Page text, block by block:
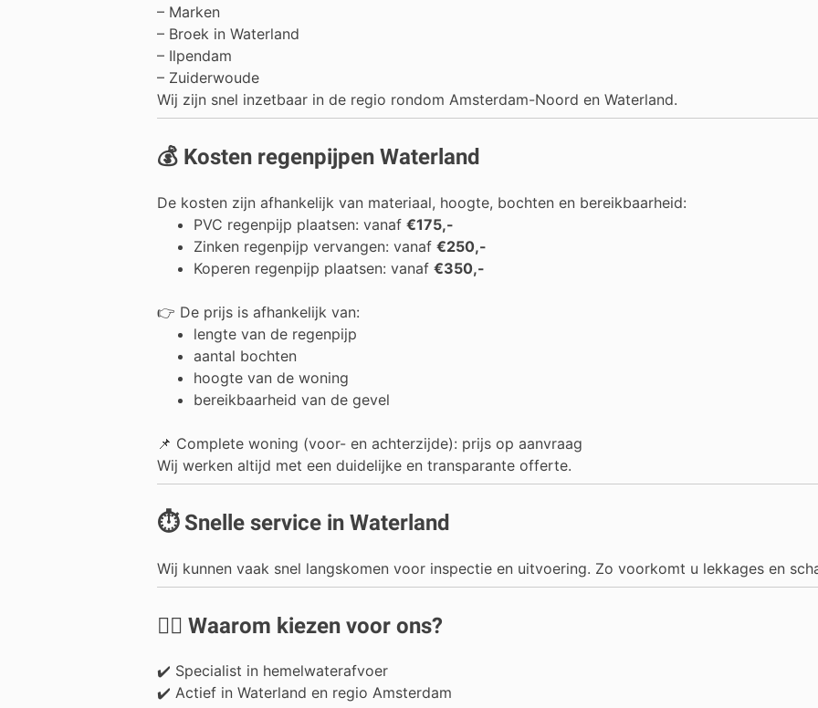
– Marken
– Broek in Waterland
– Ilpendam
– Zuiderwoude
Wij zijn snel inzetbaar in de regio rondom Amsterdam-Noord en Waterland.
💰 Kosten regenpijpen Waterland
De kosten zijn afhankelijk van materiaal, hoogte, bochten en bereikbaarheid:
PVC regenpijp plaatsen: vanaf €175,-
Zinken regenpijp vervangen: vanaf €250,-
Koperen regenpijp plaatsen: vanaf €350,-
👉 De prijs is afhankelijk van:
lengte van de regenpijp
aantal bochten
hoogte van de woning
bereikbaarheid van de gevel
📌 Complete woning (voor- en achterzijde): prijs op aanvraag
Wij werken altijd met een duidelijke en transparante offerte.
⏱️ Snelle service in Waterland
Wij kunnen vaak snel langskomen voor inspectie en uitvoering. Zo voorkomt u lekkages en
👷‍♂️ Waarom kiezen voor ons?
✔️ Specialist in hemelwaterafvoer
✔️ Actief in Waterland en regio Amsterdam